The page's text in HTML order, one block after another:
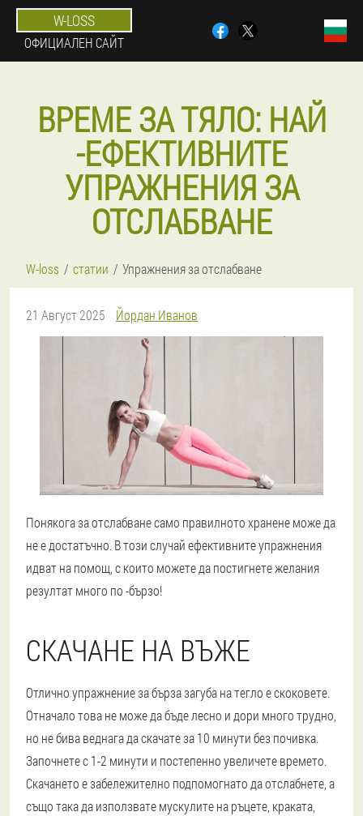
W-LOSS
ОФИЦИАЛЕН САЙТ
ВРЕМЕ ЗА ТЯЛО: НАЙ
-ЕФЕКТИВНИТЕ
УПРАЖНЕНИЯ ЗА
ОТСЛАБВАНЕ
W-loss статии Упражнения за отслабване
21 Август 2025 Йордан Иванов
Понякога за отслабване само правилното хранене може да
не е достатъчно. В този случай ефективните упражнения
идват на помощ, с които можете да постигнете желания
резултат много по -бързо!
СКАЧАНЕ НА ВЪЖЕ
Отлично упражнение за бърза загуба на тегло е скоковете.
Отначало това не може да бъде лесно и дори много трудно,
но не бива веднага да скачате за 10 минути без почивка.
Започнете с 1-2 минути и постепенно увеличете времето.
Скачането е забележително подпомогнато да отслабнете, а
също така да използвате мускулите на ръцете, краката,